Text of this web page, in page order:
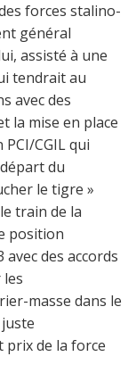
forces stalino-
général
assisté à une
tendrait au
avec des
la mise en place
CGIL qui
du
le tigre »
train de la
position
des accords
masse dans le
de la force